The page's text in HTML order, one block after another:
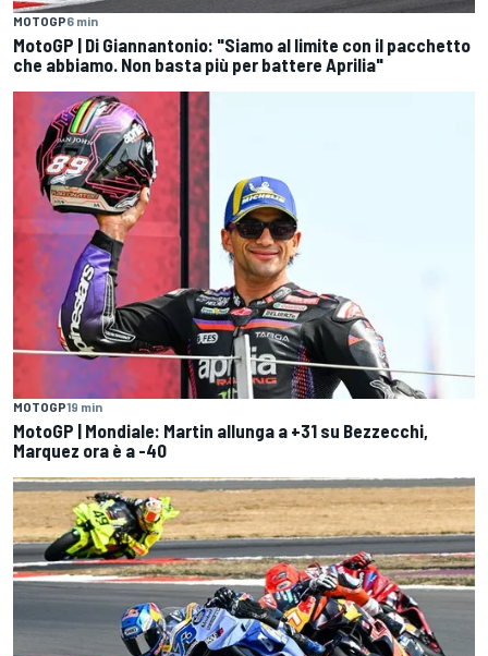
MOTOGP6 min
MotoGP | Di Giannantonio: "Siamo al limite con il pacchetto
che abbiamo. Non basta più per battere Aprilia"
MOTOGP19 min
MotoGP | Mondiale: Martin allunga a +31 su Bezzecchi,
Marquez ora è a -40